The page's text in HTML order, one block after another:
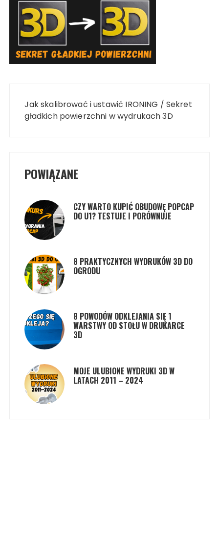
wpisu
Jak skalibrować i ustawić IRONING / Sekret
gładkich powierzchni w wydrukach 3D
POWIĄZANE
CZY WARTO KUPIĆ OBUDOWĘ POPCAP
DO U1? TESTUJE I PORÓWNUJE
8 PRAKTYCZNYCH WYDRUKÓW 3D DO
OGRODU
8 POWODÓW ODKLEJANIA SIĘ 1
WARSTWY OD STOŁU W DRUKARCE
3D
MOJE ULUBIONE WYDRUKI 3D W
LATACH 2011 – 2024